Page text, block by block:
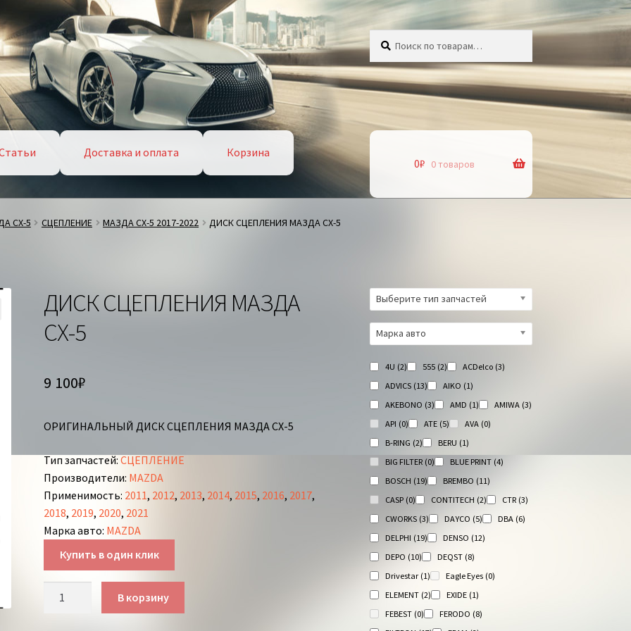
Доставка и оплата
Корзина
0₽ 0 товаров
СХ-5 СЦЕПЛЕНИЕ МАЗДА СХ-5 2017-2022 ДИСК СЦЕПЛЕНИЯ МАЗДА СХ-5
ДИСК СЦЕПЛЕНИЯ МАЗДА
СХ-5
9 100₽
ОРИГИНАЛЬНЫЙ ДИСК СЦЕПЛЕНИЯ МАЗДА СХ-5
Тип запчастей:СЦЕПЛЕНИЕ
Производители: MAZDA
Применимость: 2011, 2012, 2013, 2014, 2015, 2016, 2017,
2018, 2019, 2020, 2021
Марка авто: MAZDA
Купить в один клик
В корзину
Выберите тип запчастей
Марка авто
4U (2) 555 (2) ACDelco (3)
ADVICS (13) AIKO (1)
AKEBONO (3) AMD (1) AMIWA (3)
API (0) ATE (5) AVA (0)
B-RING (2) BERU (1)
BIG FILTER (0) BLUE PRINT (4)
BOSCH (19) BREMBO (11)
CASP (0) CONTITECH (2) CTR (3)
CWORKS (3) DAYCO (5) DBA (6)
DELPHI (19) DENSO (12)
DEPO (10) DEQST (8)
Drivestar (1) Eagle Eyes (0)
ELEMENT (2) EXIDE (1)
FEBEST (0) FERODO (8)